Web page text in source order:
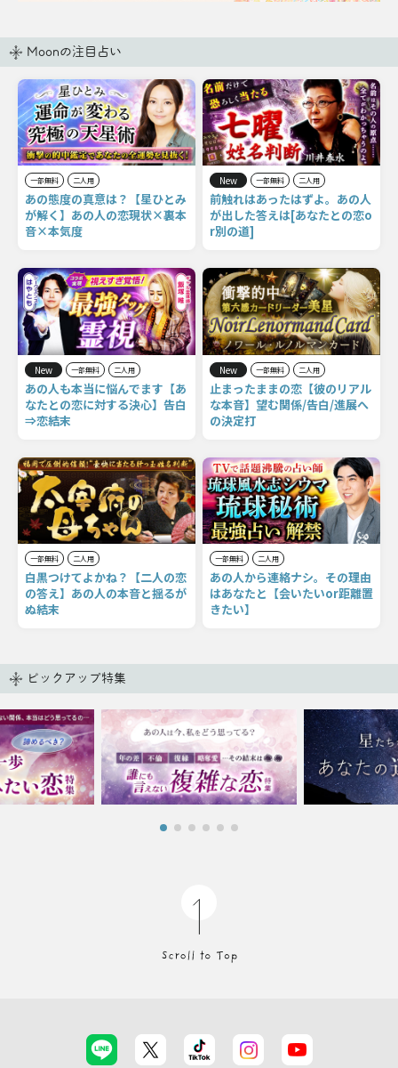
Moonの注目占い
一部無料 二人用
あの態度の真意は？【星ひとみ
が解く】あの人の恋現状×裏本
音×本気度
New 一部無料 二人用
前触れはあったはずよ。あの人
が出した答えは[あなたとの恋o
r別の道]
New 一部無料 二人用
あの人も本当に悩んでます【あ
なたとの恋に対する決心】告白
⇒恋結末
New 一部無料 二人用
止まったままの恋【彼のリアル
な本音】望む関係/告白/進展へ
の決定打
一部無料 二人用
白黒つけてよかね？【二人の恋
の答え】あの人の本音と揺るが
ぬ結末
一部無料 二人用
あの人から連絡ナシ。その理由
はあなたと【会いたいor距離置
きたい】
ピックアップ特集